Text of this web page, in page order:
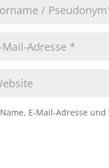
Name, E-Mail-Adresse